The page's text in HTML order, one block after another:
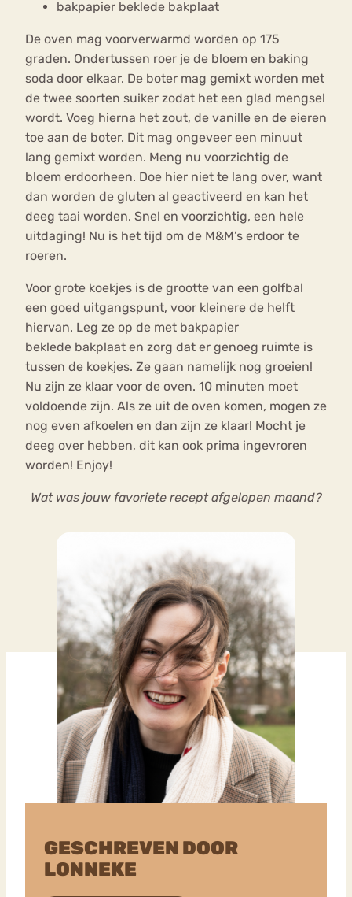
bakpapier beklede bakplaat
De oven mag voorverwarmd worden op 175
graden. Ondertussen roer je de bloem en baking
soda door elkaar. De boter mag gemixt worden met
de twee soorten suiker zodat het een glad mengsel
wordt. Voeg hierna het zout, de vanille en de eieren
toe aan de boter. Dit mag ongeveer een minuut
lang gemixt worden. Meng nu voorzichtig de
bloem erdoorheen. Doe hier niet te lang over, want
dan worden de gluten al geactiveerd en kan het
deeg taai worden. Snel en voorzichtig, een hele
uitdaging! Nu is het tijd om de M&M’s erdoor te
roeren.
Voor grote koekjes is de grootte van een golfbal
een goed uitgangspunt, voor kleinere de helft
hiervan. Leg ze op de met bakpapier
beklede bakplaat en zorg dat er genoeg ruimte is
tussen de koekjes. Ze gaan namelijk nog groeien!
Nu zijn ze klaar voor de oven. 10 minuten moet
voldoende zijn. Als ze uit de oven komen, mogen ze
nog even afkoelen en dan zijn ze klaar! Mocht je
deeg over hebben, dit kan ook prima ingevroren
worden! Enjoy!
Wat was jouw favoriete recept afgelopen maand?
GESCHREVEN DOOR
LONNEKE